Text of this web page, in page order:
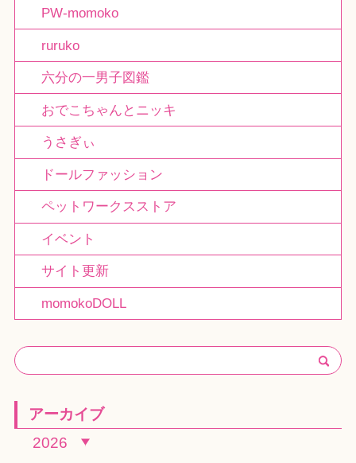
PW-momoko
ruruko
六分の一男子図鑑
おでこちゃんとニッキ
うさぎぃ
ドールファッション
ペットワークスストア
イベント
サイト更新
momokoDOLL
アーカイブ
2026